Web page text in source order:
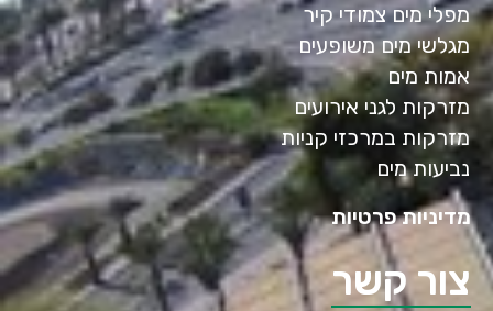
מפלי מים צמודי קיר
מגלשי מים משופעים
אמות מים
מזרקות לגני אירועים
מזרקות במרכזי קניות
נביעות מים
מדיניות פרטיות
צור קשר